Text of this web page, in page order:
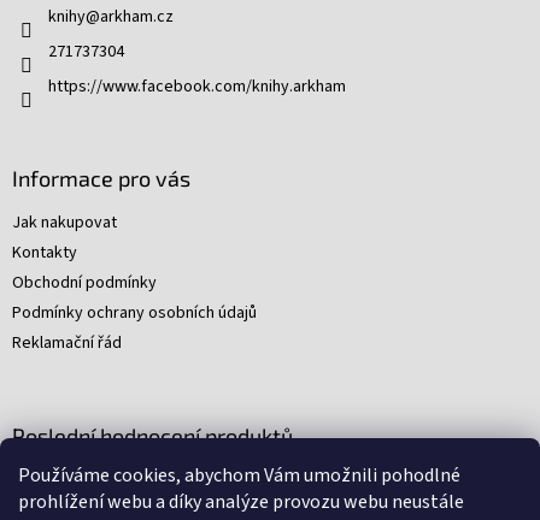
Používáme cookies, abychom Vám umožnili pohodlné
prohlížení webu a díky analýze provozu webu neustále
knihy@arkham.cz
271737304
https://www.facebook.com/knihy.arkham
Informace pro vás
Jak nakupovat
Kontakty
Obchodní podmínky
Podmínky ochrany osobních údajů
Reklamační řád
Poslední hodnocení produktů
Young Indiana Jones a poklad na plantáži (A)